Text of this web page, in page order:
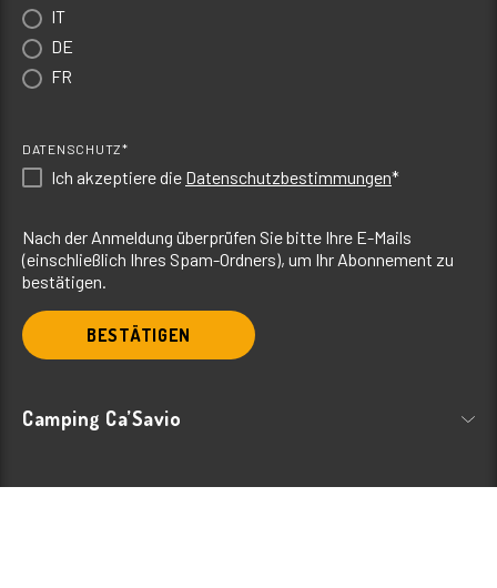
IT
DE
FR
DATENSCHUTZ*
Ich akzeptiere die Datenschutzbestimmungen*
Nach der Anmeldung überprüfen Sie bitte Ihre E-Mails
(einschließlich Ihres Spam-Ordners), um Ihr Abonnement zu
bestätigen.
BESTÄTIGEN
Camping Ca’Savio